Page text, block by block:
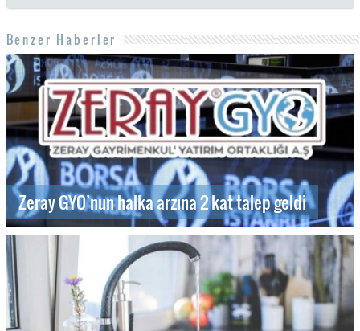
Benzer Haberler
Zeray GYO’nun halka arzına 2 kat talep geldi